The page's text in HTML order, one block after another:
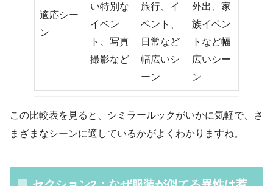
適応シー
ン
い特別な
イベン
ト、写真
撮影など
旅行、イ
ベント、
日常など
幅広いシ
ーン
外出、家
族イベン
トなど幅
広いシー
ン
この比較表を見ると、シミラールックがいかに気軽で、さ
まざまなシーンに適しているかがよくわかりますね。